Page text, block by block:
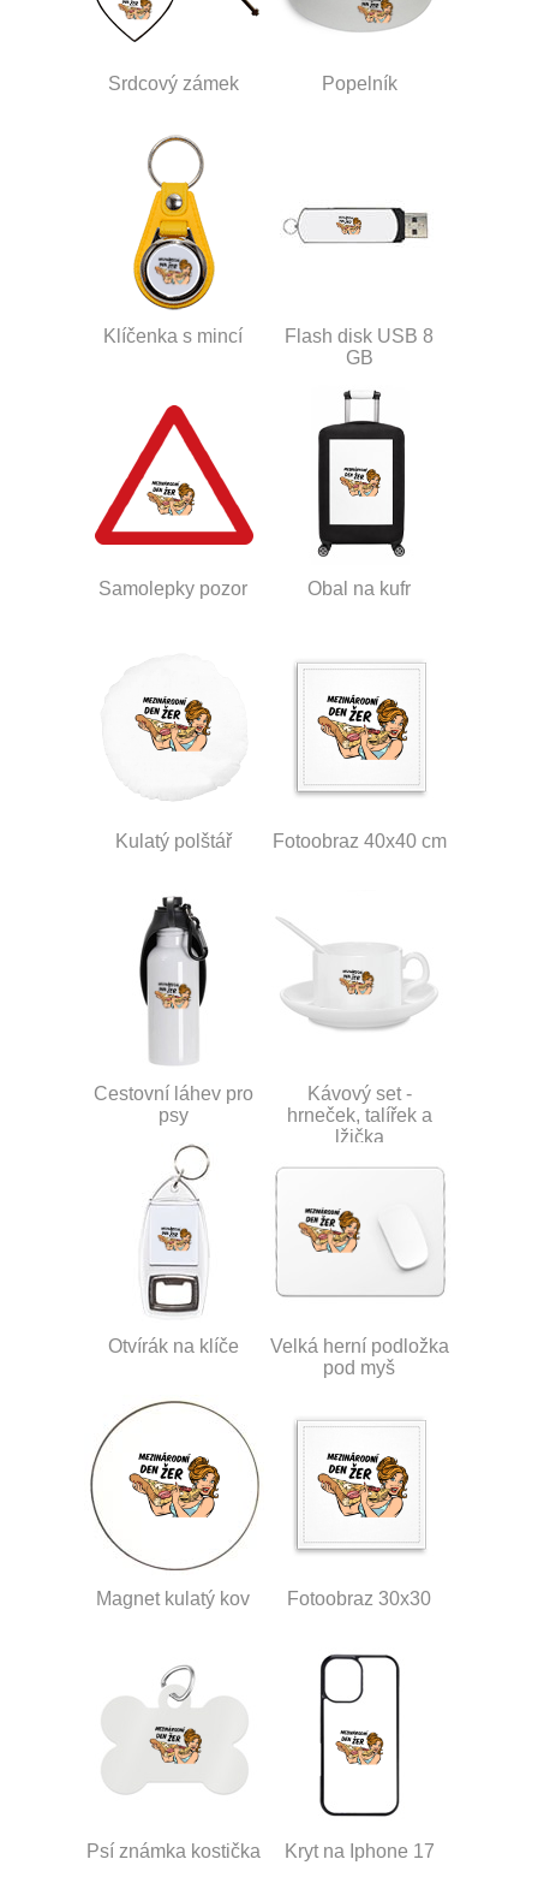
Srdcový zámek Popelník
Klíčenka s mincí
Flash disk USB 8
GB
Samolepky pozor Obal na kufr
Kulatý polštář Fotoobraz 40x40 cm
Cestovní láhev pro
psy
Kávový set -
hrneček, talířek a
lžička
Otvírák na klíče
Velká herní podložka
pod myš
Magnet kulatý kov Fotoobraz 30x30
Psí známka kostička Kryt na Iphone 17